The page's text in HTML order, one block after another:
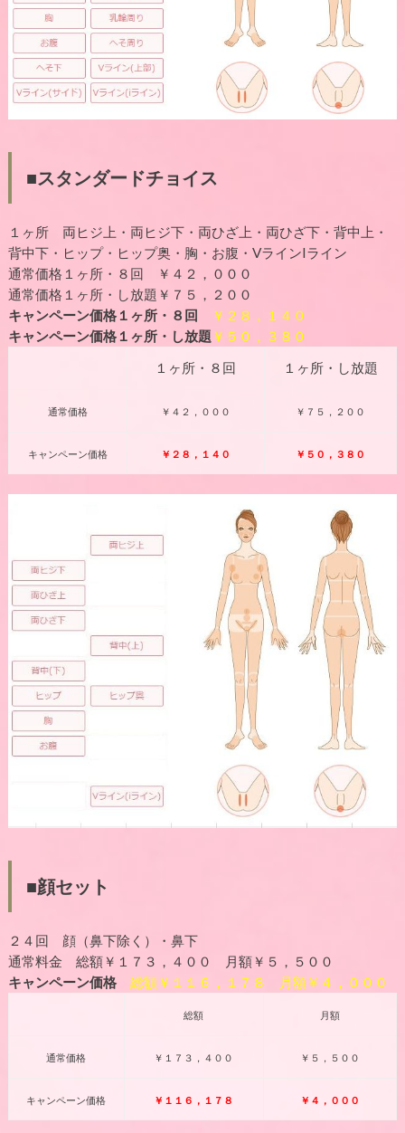
■スタンダードチョイス
１ヶ所 両ヒジ上・両ヒジ下・両ひざ上・両ひざ下・背中上・
背中下・ヒップ・ヒップ奥・胸・お腹・VラインIライン
通常価格１ヶ所・８回 ￥４２，０００
通常価格１ヶ所・し放題￥７５，２００
キャンペーン価格１ヶ所・８回
￥２８，１４０
キャンペーン価格１ヶ所・し放題 ￥５０，３８０
１ヶ所・８回 １ヶ所・し放題
通常価格 ￥４２，０００ ￥７５，２００
キャンペーン価格 ￥２８，１４０ ￥５０，３８０
■顔セット
２４回 顔（鼻下除く）・鼻下
通常料金 総額￥１７３，４００ 月額￥５，５００
キャンペーン価格
総額￥１１６，１７８ 月額￥４，０００
総額 月額
通常価格 ￥１７３，４００ ￥５，５００
キャンペーン価格 ￥１１６，１７８ ￥４，０００